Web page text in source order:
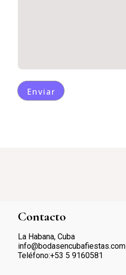
Contacto
La Habana, Cuba
info@bodasencubafiestas.com
Teléfono:+53 5 9160581